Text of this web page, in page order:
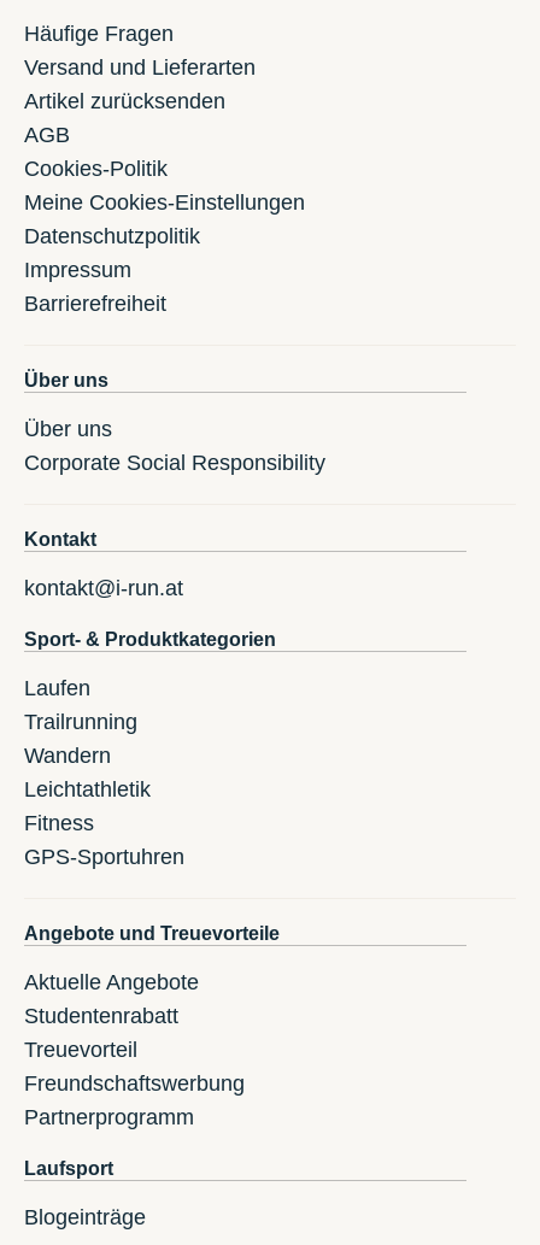
Häufige Fragen
Versand und Lieferarten
Artikel zurücksenden
AGB
Cookies-Politik
Meine Cookies-Einstellungen
Datenschutzpolitik
Impressum
Barrierefreiheit
Über uns
Über uns
Corporate Social Responsibility
Kontakt
kontakt@i-run.at
Sport- & Produktkategorien
Laufen
Trailrunning
Wandern
Leichtathletik
Fitness
GPS-Sportuhren
Angebote und Treuevorteile
Aktuelle Angebote
Studentenrabatt
Treuevorteil
Freundschaftswerbung
Partnerprogramm
Laufsport
Blogeinträge